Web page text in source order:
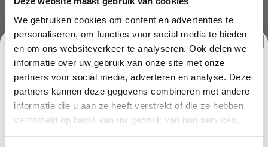
We gebruiken cookies om content en advertenties te
personaliseren, om functies voor social media te bieden
en om ons websiteverkeer te analyseren. Ook delen we
informatie over uw gebruik van onze site met onze
partners voor social media, adverteren en analyse. Deze
partners kunnen deze gegevens combineren met andere
informatie die u aan ze heeft verstrekt of die ze hebben
verzameld op basis van uw gebruik van hun services.
OTG controller kabel DJI Spark Mavic Pro,
Mavic Air
Nog niet gewaardeerd
0 sterren op basis van 0 beoordelingen
CLAIM KORTING OP JE EERSTE
BESTELLING!